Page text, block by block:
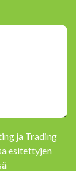
ja Trading
esitettyjen